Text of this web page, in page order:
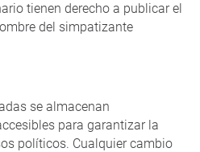
tienen derecho a publicar el
del simpatizante
se almacenan
para garantizar la
políticos. Cualquier cambio